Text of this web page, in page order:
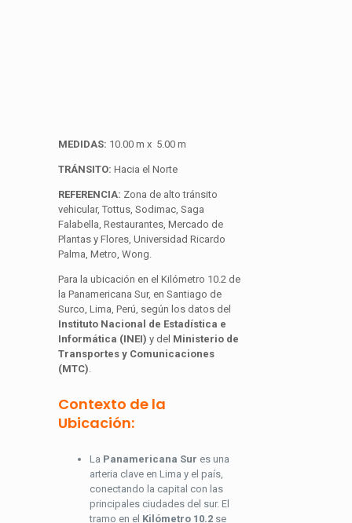
MEDIDAS: 10.00 m x 5.00 m
TRÁNSITO: Hacia el Norte
REFERENCIA: Zona de alto tránsito
vehicular, Tottus, Sodimac, Saga
Falabella, Restaurantes, Mercado de
Plantas y Flores, Universidad Ricardo
Palma, Metro, Wong.
Para la ubicación en el Kilómetro 10.2 de
la Panamericana Sur, en Santiago de
Surco, Lima, Perú, según los datos del
Instituto Nacional de Estadística e
Informática (INEI) y del Ministerio de
Transportes y Comunicaciones
(MTC).
Contexto de la
Ubicación:
La Panamericana Sur es una
arteria clave en Lima y el país,
conectando la capital con las
principales ciudades del sur. El
tramo en el Kilómetro 10.2 se